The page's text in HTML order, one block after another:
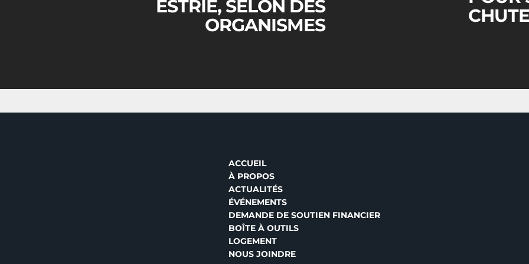
ESTRIE, SELON DES
ORGANISMES
CHUTE
ACCUEIL
À PROPOS
ACTUALITÉS
ÉVÉNEMENTS
DEMANDE DE SOUTIEN FINANCIER
BOÎTE À OUTILS
LOGEMENT
NOUS JOINDRE